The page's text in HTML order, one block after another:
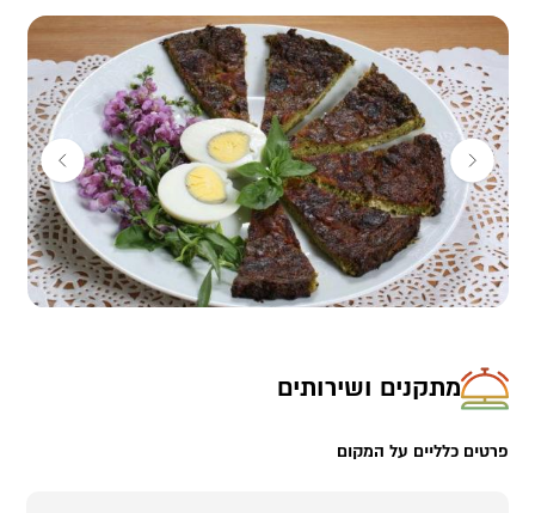
מעבר לאוכל, המפגש מתובל בהמון סיפורים מקומיים, חוויות מהחיים
וסיפורים מבית אמא. הסדנא באורך של כשעתיים וחצי ומתאימה
למשפחות, קבוצות, ימי גיבוש ועוד (5- 20 משתתפים)
אז זה הזמן ללבוש סינר ולהתחיל לקצוץ, לתבל, לבחוש, לגלגל, לבשל,
לאפות, לאכול וליהנות.
מתקנים ושירותים
פרטים כלליים על המקום